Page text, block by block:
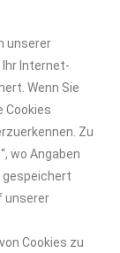
unserer
Ihr Internet-
Wenn Sie
Cookies
Zu
wo Angaben
unserer
Cookies zu